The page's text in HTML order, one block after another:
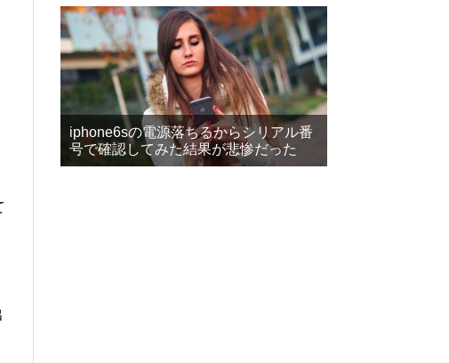
iphone6sの電源落ちるからシリアル番
号で確認してみた結果が悲惨だった